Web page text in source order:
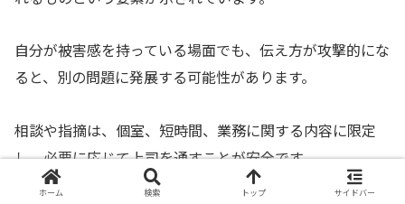
自分が被害感を持っている場面でも、伝え方が攻撃的にな
ると、別の問題に発展する可能性があります。
相談や指摘は、個室、短時間、業務に関する内容に限定
し、必要に応じて上司を通すことが安全です。
ホーム 検索 トップ サイドバー